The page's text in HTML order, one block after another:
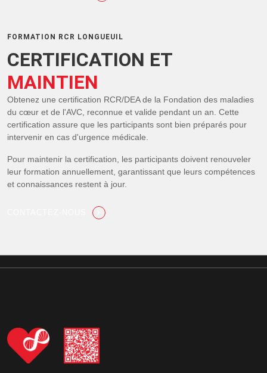
FORMATION RCR LONGUEUIL
CERTIFICATION ET
MAINTIEN
Obtenez une certification RCR/DEA de la Fondation des maladies
du cœur et de l'AVC, reconnue et valide pendant un an. Cette
certification assure que les participants sont bien préparés pour
intervenir en cas d'urgence médicale.
Pour maintenir la certification, les participants doivent renouveler
leur formation annuellement, garantissant que leurs compétences
et connaissances restent à jour.